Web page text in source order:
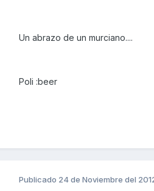
Un abrazo de un murciano....
Poli :beer
Publicado 24 de Noviembre del